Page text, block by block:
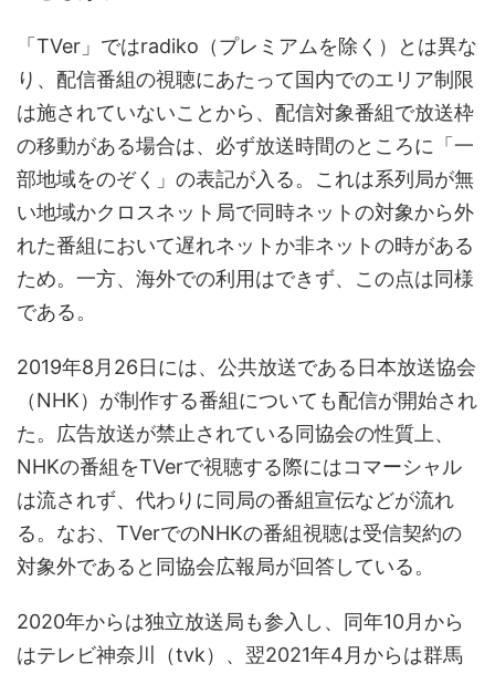
「TVer」ではradiko（プレミアムを除く）とは異な
り、配信番組の視聴にあたって国内でのエリア制限
は施されていないことから、配信対象番組で放送枠
の移動がある場合は、必ず放送時間のところに「一
部地域をのぞく」の表記が入る。これは系列局が無
い地域かクロスネット局で同時ネットの対象から外
れた番組において遅れネットか非ネットの時がある
ため。一方、海外での利用はできず、この点は同様
である。
2019年8月26日には、公共放送である日本放送協会
（NHK）が制作する番組についても配信が開始され
た。広告放送が禁止されている同協会の性質上、
NHKの番組をTVerで視聴する際にはコマーシャル
は流されず、代わりに同局の番組宣伝などが流れ
る。なお、TVerでのNHKの番組視聴は受信契約の
対象外であると同協会広報局が回答している。
2020年からは独立放送局も参入し、同年10月から
はテレビ神奈川（tvk）、翌2021年4月からは群馬